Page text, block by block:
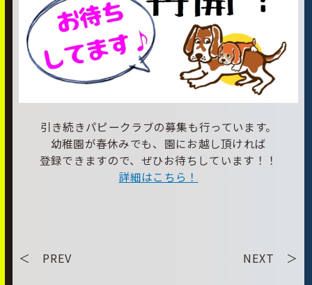
引き続きパピークラブの募集も行っています。
幼稚園が春休みでも、園にお越し頂ければ
登録できますので、ぜひお待ちしています！！
詳細はこちら！
＜ PREV NEXT ＞